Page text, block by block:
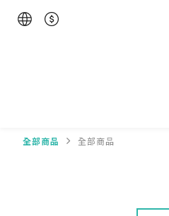
全部商品 全部商品